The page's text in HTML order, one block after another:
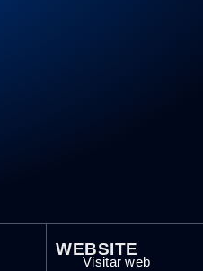
WEBSITE
Visitar web